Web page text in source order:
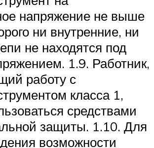
напряжение не выше
ни внутренние, ни
не находятся под
1.9. Работник,
работу с
класса 1,
средствами
защиты. 1.10. Для
возможности